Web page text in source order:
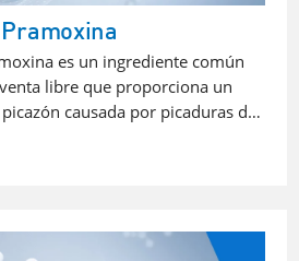
es un ingrediente común
libre que proporciona un
causada por picaduras d…